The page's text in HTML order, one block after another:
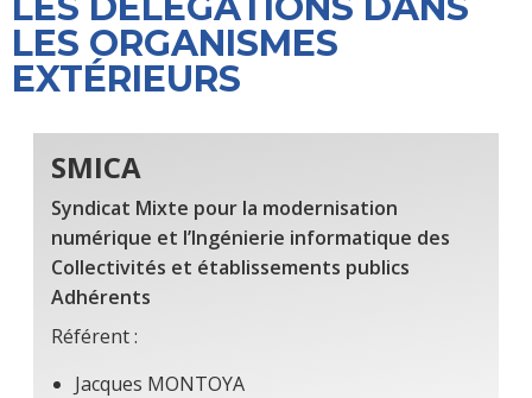
LES ORGANISMES
EXTÉRIEURS
SMICA
Syndicat Mixte pour la modernisation
numérique et l’Ingénierie informatique des
Collectivités et établissements publics
Adhérents
Référent :
Jacques MONTOYA